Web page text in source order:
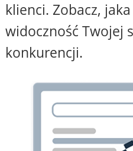
klienci. Zobacz,
widoczność Twojej
konkurencji.